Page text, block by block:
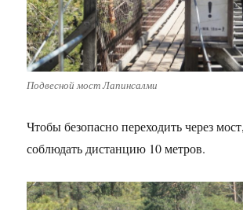
Подвесной мост Лапинсалми
Чтобы безопасно переходить через
соблюдать дистанцию 10 метров.